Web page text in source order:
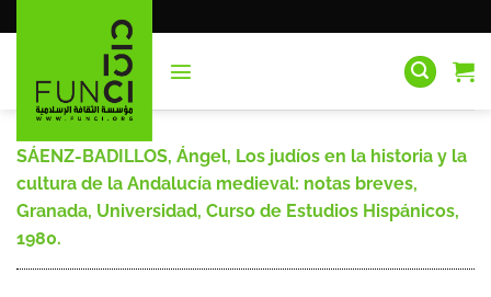
al
SÁENZ-BADILLOS, Ángel, Los judíos en la historia y la
cultura de la Andalucía medieval: notas breves,
Granada, Universidad, Curso de Estudios Hispánicos,
1980.